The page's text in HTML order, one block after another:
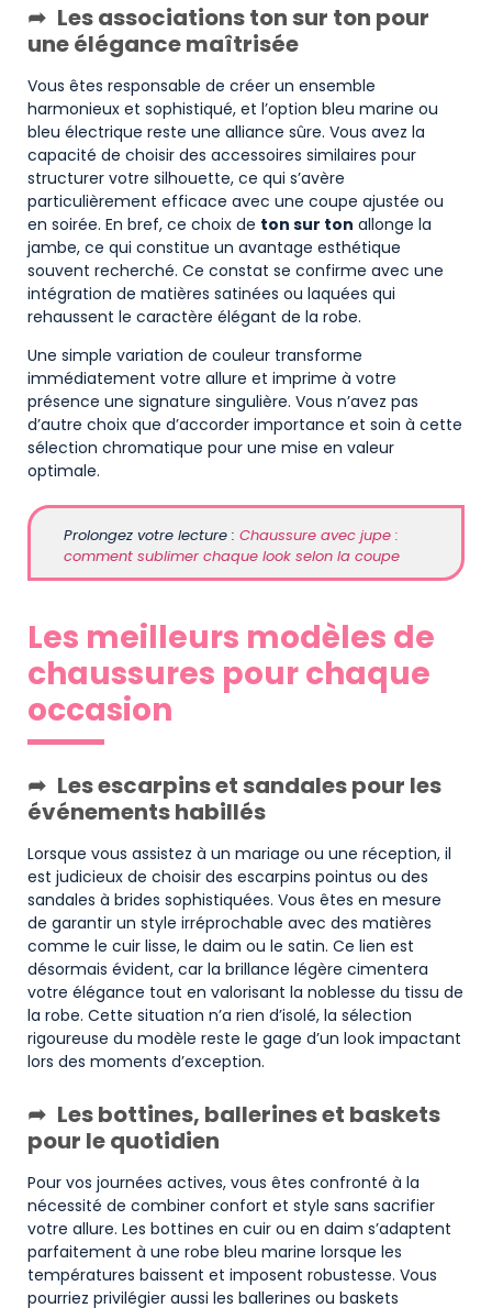
Les associations ton sur ton pour
une élégance maîtrisée
Vous êtes responsable de créer un ensemble
harmonieux et sophistiqué, et l’option bleu marine ou
bleu électrique reste une alliance sûre. Vous avez la
capacité de choisir des accessoires similaires pour
structurer votre silhouette, ce qui s’avère
particulièrement efficace avec une coupe ajustée ou
en soirée. En bref, ce choix de ton sur ton allonge la
jambe, ce qui constitue un avantage esthétique
souvent recherché. Ce constat se confirme avec une
intégration de matières satinées ou laquées qui
rehaussent le caractère élégant de la robe.
Une simple variation de couleur transforme
immédiatement votre allure et imprime à votre
présence une signature singulière. Vous n’avez pas
d’autre choix que d’accorder importance et soin à cette
sélection chromatique pour une mise en valeur
optimale.
Prolongez votre lecture : Chaussure avec jupe :
comment sublimer chaque look selon la coupe
Les meilleurs modèles de
chaussures pour chaque
occasion
Les escarpins et sandales pour les
événements habillés
Lorsque vous assistez à un mariage ou une réception, il
est judicieux de choisir des escarpins pointus ou des
sandales à brides sophistiquées. Vous êtes en mesure
de garantir un style irréprochable avec des matières
comme le cuir lisse, le daim ou le satin. Ce lien est
désormais évident, car la brillance légère cimentera
votre élégance tout en valorisant la noblesse du tissu de
la robe. Cette situation n’a rien d’isolé, la sélection
rigoureuse du modèle reste le gage d’un look impactant
lors des moments d’exception.
Les bottines, ballerines et baskets
pour le quotidien
Pour vos journées actives, vous êtes confronté à la
nécessité de combiner confort et style sans sacrifier
votre allure. Les bottines en cuir ou en daim s’adaptent
parfaitement à une robe bleu marine lorsque les
températures baissent et imposent robustesse. Vous
pourriez privilégier aussi les ballerines ou baskets